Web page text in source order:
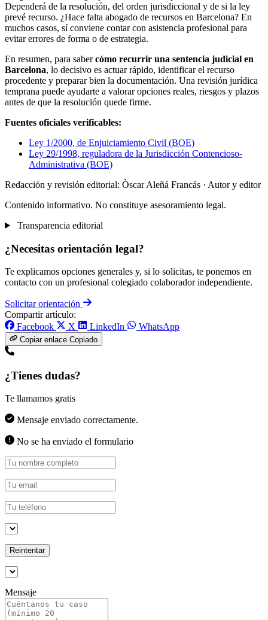
Dependerá de la resolución, del orden jurisdiccional y de si la ley
prevé recurso. ¿Hace falta abogado de recursos en Barcelona? En
muchos casos, sí conviene contar con asistencia profesional para
evitar errores de forma o de estrategia.
En resumen, para sabercómo recurrir una sentencia judicial en
Barcelona, lo decisivo es actuar rápido, identificar el recurso
procedente y preparar bien la documentación. Una revisión jurídica
temprana puede ayudarte a valorar opciones reales, riesgos y plazos
antes de que la resolución quede firme.
Fuentes oficiales verificables:
Ley 1/2000, de Enjuiciamiento Civil (BOE)
Ley 29/1998, reguladora de la Jurisdicción Contencioso-
Administrativa (BOE)
Redacción y revisión editorial: Òscar Aleñá Francás · Autor y editor
Contenido informativo. No constituye asesoramiento legal.
Transparencia editorial
¿Necesitas orientación legal?
Te explicamos opciones generales y, si lo solicitas, te ponemos en
contacto con un profesional colegiado colaborador independiente.
Solicitar orientación
Compartir artículo:
Facebook
X LinkedIn WhatsApp
Copiar enlace Copiado
¿Tienes dudas?
Te llamamos gratis
Mensaje enviado correctamente.
No se ha enviado el formulario
Reintentar
Mensaje